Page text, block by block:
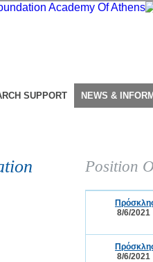
SUPPORT NEWS &
Position
8/6/2021
8/6/2021